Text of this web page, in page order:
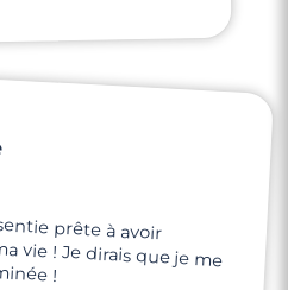
prête à avoir
! Je dirais que je me
!